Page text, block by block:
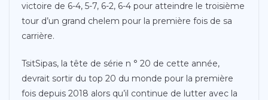
victoire de 6-4, 5-7, 6-2, 6-4 pour atteindre le troisième
tour d’un grand chelem pour la première fois de sa
carrière.
TsitSipas, la tête de série n ° 20 de cette année,
devrait sortir du top 20 du monde pour la première
fois depuis 2018 alors qu’il continue de lutter avec la